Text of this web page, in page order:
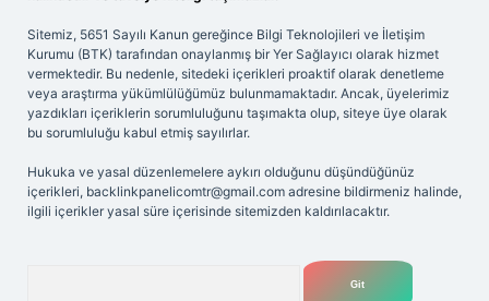
Sitemiz, 5651 Sayılı Kanun gereğince Bilgi Teknolojileri ve İletişim
Kurumu (BTK) tarafından onaylanmış bir Yer Sağlayıcı olarak hizmet
vermektedir. Bu nedenle, sitedeki içerikleri proaktif olarak denetleme
veya araştırma yükümlülüğümüz bulunmamaktadır. Ancak, üyelerimiz
yazdıkları içeriklerin sorumluluğunu taşımakta olup, siteye üye olarak
bu sorumluluğu kabul etmiş sayılırlar.
Hukuka ve yasal düzenlemelere aykırı olduğunu düşündüğünüz
içerikleri, backlinkpanelicomtr@gmail.com adresine bildirmeniz halinde,
ilgili içerikler yasal süre içerisinde sitemizden kaldırılacaktır.